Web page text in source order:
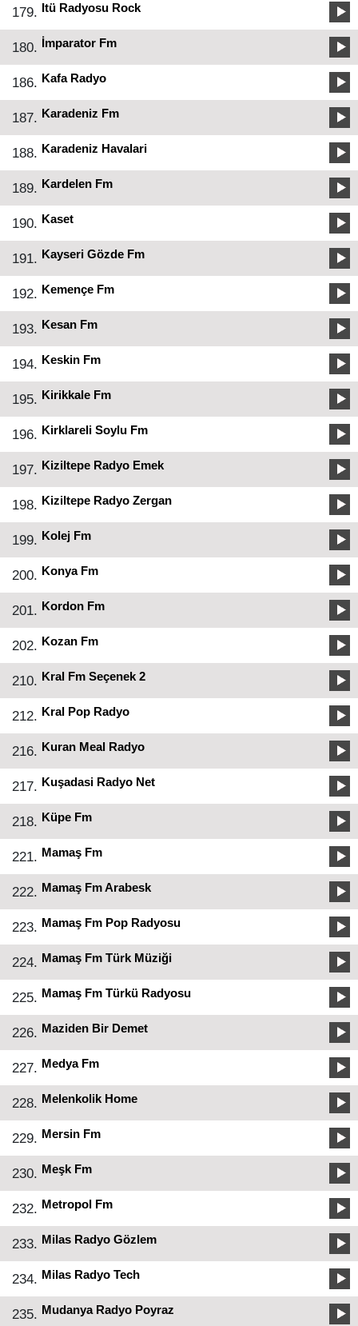
179. Itü Radyosu Rock
180. İmparator Fm
186. Kafa Radyo
187. Karadeniz Fm
188. Karadeniz Havalari
189. Kardelen Fm
190. Kaset
191. Kayseri Gözde Fm
192. Kemençe Fm
193. Kesan Fm
194. Keskin Fm
195. Kirikkale Fm
196. Kirklareli Soylu Fm
197. Kiziltepe Radyo Emek
198. Kiziltepe Radyo Zergan
199. Kolej Fm
200. Konya Fm
201. Kordon Fm
202. Kozan Fm
210. Kral Fm Seçenek 2
212. Kral Pop Radyo
216. Kuran Meal Radyo
217. Kuşadasi Radyo Net
218. Küpe Fm
221. Mamaş Fm
222. Mamaş Fm Arabesk
223. Mamaş Fm Pop Radyosu
224. Mamaş Fm Türk Müziği
225. Mamaş Fm Türkü Radyosu
226. Maziden Bir Demet
227. Medya Fm
228. Melenkolik Home
229. Mersin Fm
230. Meşk Fm
232. Metropol Fm
233. Milas Radyo Gözlem
234. Milas Radyo Tech
235. Mudanya Radyo Poyraz